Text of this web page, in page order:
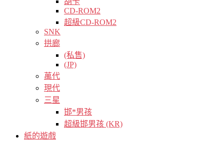
CD-ROM2
超級CD-ROM2
SNK
拱廊
(私售)
(JP)
萬代
現代
三星
邯*男孩
超級邯男孩 (KR)
紙的遊戲